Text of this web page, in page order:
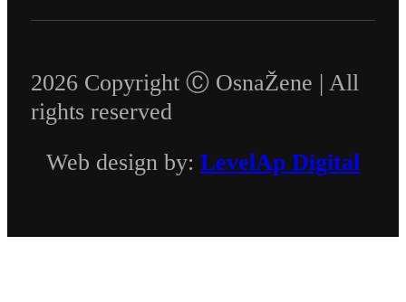
2026 Copyright Ⓒ OsnaŽene | All
rights reserved
Web design by: LevelAp Digital